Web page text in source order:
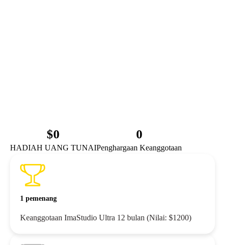
HADIAH UANG TUNAI
$0
Penghargaan Keanggotaan
0
1 pemenang
Keanggotaan ImaStudio Ultra 12 bulan (Nilai: $1200)